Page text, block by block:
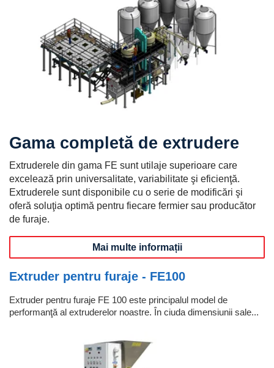
Gama completă de extrudere
Extruderele din gama FE sunt utilaje superioare care
excelează prin universalitate, variabilitate şi eficienţă.
Extruderele sunt disponibile cu o serie de modificări şi
oferă soluţia optimă pentru fiecare fermier sau producător
de furaje.
Mai multe informații
Extruder pentru furaje - FE100
Extruder pentru furaje FE 100 este principalul model de
performanţă al extruderelor noastre. În ciuda dimensiunii sale...